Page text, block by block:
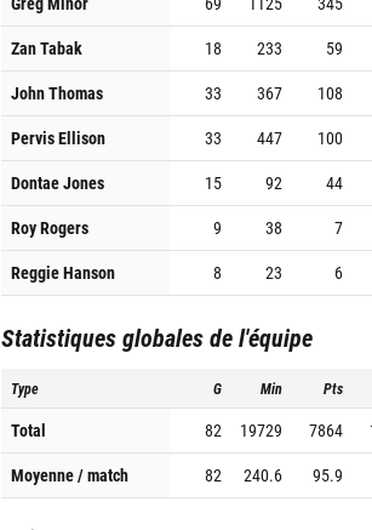
Zan Tabak
18 233 59
John Thomas
33 367 108
Pervis Ellison
33 447 100
Dontae Jones
15 92 44
Roy Rogers
9 38 7
Reggie Hanson
8 23 6
Statistiques globales de l'équipe
Type G Min Pts
Total 82 19729 7864
Moyenne / match
82 240.6 95.9